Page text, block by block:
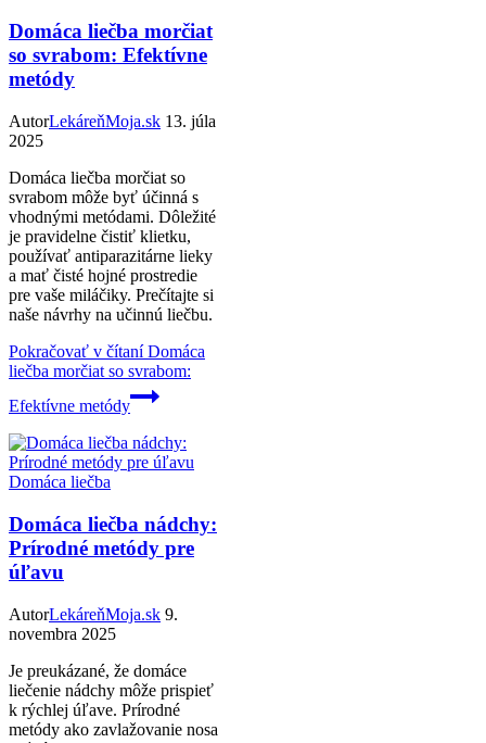
Domáca liečba morčiat
so svrabom: Efektívne
metódy
AutorLekáreňMoja.sk 13. júla
2025
Domáca liečba morčiat so
svrabom môže byť účinná s
vhodnými metódami. Dôležité
je pravidelne čistiť klietku,
používať antiparazitárne lieky
a mať čisté hojné prostredie
pre vaše miláčiky. Prečítajte si
naše návrhy na učinnú liečbu.
Pokračovať v čítaníDomáca
liečba morčiat so svrabom:
Efektívne metódy
Domáca liečba
Domáca liečba nádchy:
Prírodné metódy pre
úľavu
AutorLekáreňMoja.sk 9.
novembra 2025
Je preukázané, že domáce
liečenie nádchy môže prispieť
k rýchlej úľave. Prírodné
metódy ako zavlažovanie nosa